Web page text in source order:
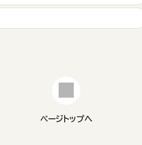
ページトップへ